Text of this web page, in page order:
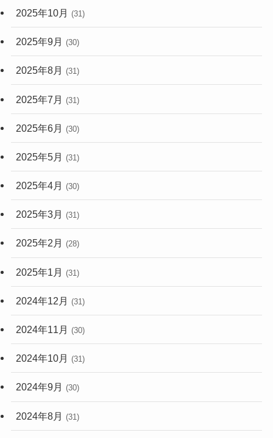
2025年10月 (31)
2025年9月 (30)
2025年8月 (31)
2025年7月 (31)
2025年6月 (30)
2025年5月 (31)
2025年4月 (30)
2025年3月 (31)
2025年2月 (28)
2025年1月 (31)
2024年12月 (31)
2024年11月 (30)
2024年10月 (31)
2024年9月 (30)
2024年8月 (31)